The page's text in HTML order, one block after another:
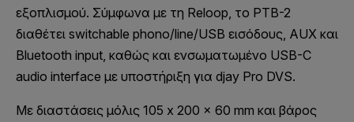
εξοπλισμού. Σύμφωνα με τη Reloop, το PTB-2
διαθέτει switchable phono/line/USB εισόδους, AUX και
Bluetooth input, καθώς και ενσωματωμένο USB-C
audio interface με υποστήριξη για djay Pro DVS.
Με διαστάσεις μόλις 105 x 200 x 60 mm και βάρος